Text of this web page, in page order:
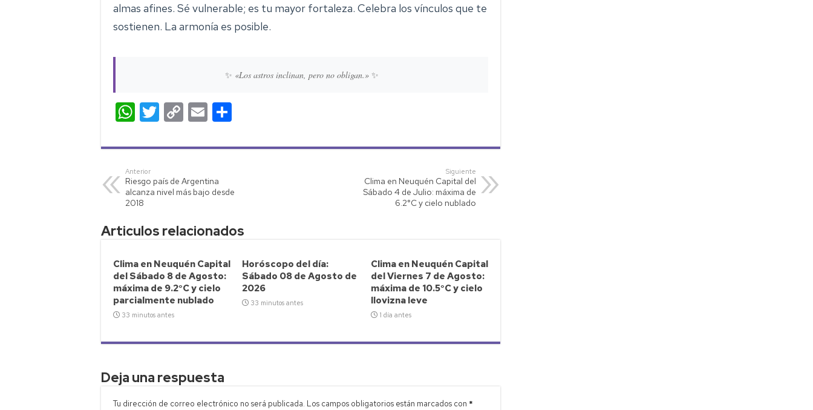
almas afines. Sé vulnerable; es tu mayor fortaleza. Celebra los vínculos que te
sostienen. La armonía es posible.
✨ «Los astros inclinan, pero no obligan.» ✨
W
h
at
s
A
p
p
T
wi
tt
C
o
p
Li
E
m
ail m
ar
Anterior
Riesgo país de Argentina
alcanza nivel más bajo desde
2018
Siguiente
Clima en Neuquén Capital del
Sábado 4 de Julio: máxima de
6.2°C y cielo nublado
Articulos relacionados
Clima en Neuquén Capital
del Sábado 8 de Agosto:
máxima de 9.2°C y cielo
parcialmente nublado
33 minutos antes
Horóscopo del día:
Sábado 08 de Agosto de
2026
33 minutos antes
Clima en Neuquén Capital
del Viernes 7 de Agosto:
máxima de 10.5°C y cielo
llovizna leve
1 día antes
Deja una respuesta
Tu dirección de correo electrónico no será publicada. Los campos obligatorios están marcados con *